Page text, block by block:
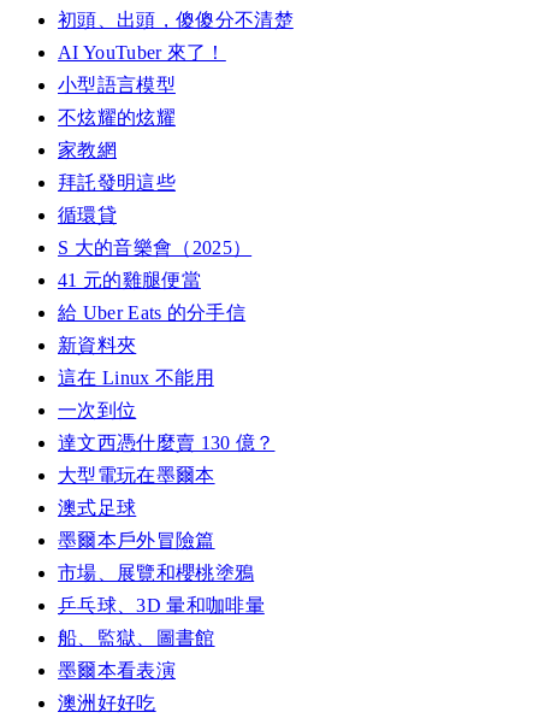
初頭、出頭，傻傻分不清楚
AI YouTuber 來了！
小型語言模型
不炫耀的炫耀
家教網
拜託發明這些
循環貸
S 大的音樂會（2025）
41 元的雞腿便當
給 Uber Eats 的分手信
新資料夾
這在 Linux 不能用
一次到位
達文西憑什麼賣 130 億？
大型電玩在墨爾本
澳式足球
墨爾本戶外冒險篇
市場、展覽和櫻桃塗鴉
乒乓球、3D 暈和咖啡暈
船、監獄、圖書館
墨爾本看表演
澳洲好好吃